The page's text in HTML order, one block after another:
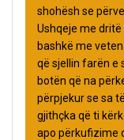
shohësh se
Ushqeje me
bashkë me
që sjellin farën e
botën që na
përpjekur se sa
gjithçka që ti
apo përkufizime